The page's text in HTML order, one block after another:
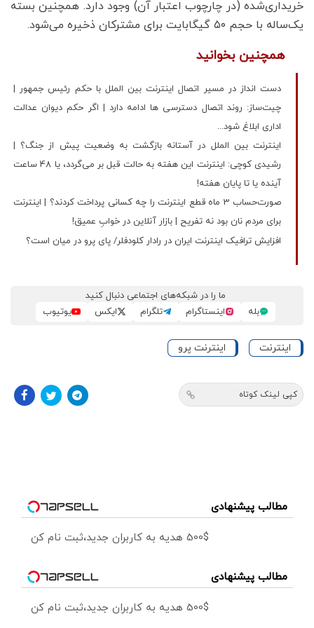
خریداری‌شده (در چارچوب اعتبار آن) وجود دارد. همچنین بسته
یک‌ساله با حجم ۵۰ گیگابایت برای مشترکان ذخیره می‌شود.
همچنین بخوانید
دست انداز در مسیر اتصال اینترنت بین الملل با حکم رئیس جمهور |
چیت‌ساز: روند اتصال دسترسی ها ادامه دارد | اگر حکم دیوان عدالت
اداری ابلاغ شود...
اینترنت بین الملل در آستانه بازگشت به وضعیت پیش از جنگ؟ |
رشیدی کوچی: اینترنت این هفته به حالت قبل بر می‌گردد، یا 48 ساعت
آینده یا تا پایان هفته!
صورت‌حساب 3 ماه قطع اینترنت را چه کسانی پرداخت کردند؟ | اینترنت
برای مردم نان بود نه تفریح | بازار آنلاین در خوابِ عمیق!
افزایش ترافیک اینترنت ایران در رادار کلودفلر/ پای پرو در میان است؟
ما را در شبکه‌های اجتماعی دنبال کنید
بله
اینستاگرام تلگرام ایکس یوتیوب
اینترنت اینترنت پرو
کپی لینک کوتاه
مطالب پیشنهادی
500$ هدیه به کاربران جدید،ثبت نام کن
مطالب پیشنهادی
500$ هدیه به کاربران جدید،ثبت نام کن